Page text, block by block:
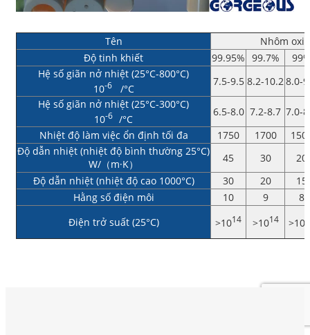
Tên
Nhôm oxit
Độ tinh khiết
99.95% 99.7%
Hệ số giãn nở nhiệt (25°C-800°C)
10-6 /°C
7.5-9.5 8.2-10.28.0-
Hệ số giãn nở nhiệt (25°C-300°C)
10-6 /°C
6.5-8.0 7.2-8.7 7.0-
Nhiệt độ làm việc ổn định tối đa
1750 1700
Độ dẫn nhiệt (nhiệt độ bình thường 25°C)
W/（m·K）
45 30
20
Độ dẫn nhiệt (nhiệt độ cao 1000°C)
30 20
15
Hằng số điện môi
10 9
8
Điện trở suất (25°C)
>1014 >1014 >10